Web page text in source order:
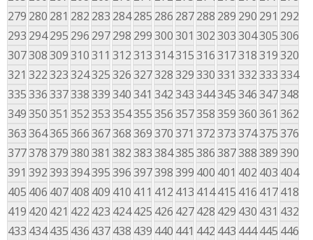
279 280 281 282 283 284285 286 287288 289 290 291 292
293 294295 296 297298 299300301 302303304305306
307308309310311 312313314315316317318319320
321 322323324325326327328329330331 332333334
335336337338339340341 342343344345346347348
349350351 352353354355356357358359360361 362
363364365366367368369370371 372373374375376
377378379380381 382383384385386387388389390
391 392393394395396397398399 400 401 402 403 404
405 406 407408 409 410 411 412 413 414415 416 417418
419 420 421 422 423 424425 426 427428 429 430 431 432
433 434435 436 437438 439 440 441 442 443 444445 446